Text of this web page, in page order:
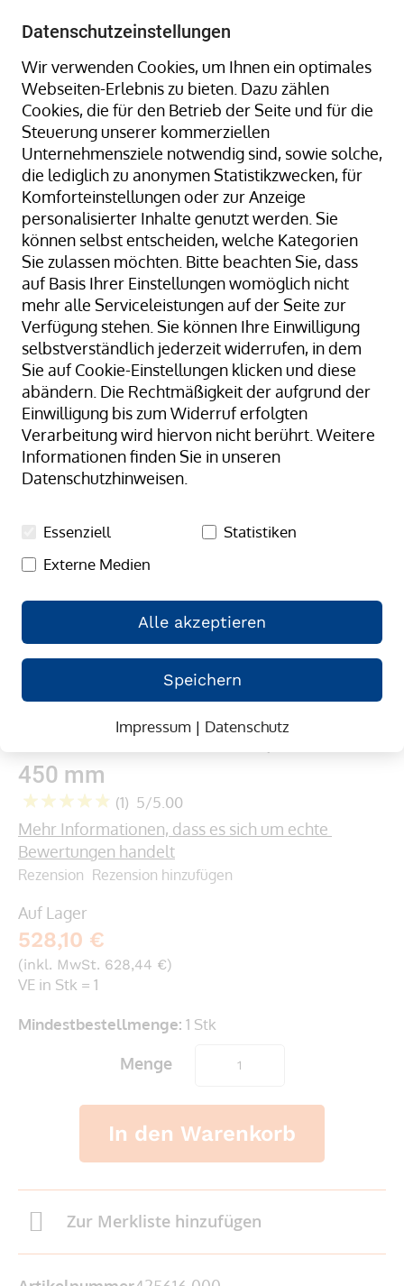
Datenschutzeinstellungen
Wir verwenden Cookies, um Ihnen ein optimales
Webseiten-Erlebnis zu bieten. Dazu zählen
Cookies, die für den Betrieb der Seite und für die
Steuerung unserer kommerziellen
Unternehmensziele notwendig sind, sowie solche,
die lediglich zu anonymen Statistikzwecken, für
Komforteinstellungen oder zur Anzeige
personalisierter Inhalte genutzt werden. Sie
können selbst entscheiden, welche Kategorien
Sie zulassen möchten. Bitte beachten Sie, dass
auf Basis Ihrer Einstellungen womöglich nicht
mehr alle Serviceleistungen auf der Seite zur
Verfügung stehen. Sie können Ihre Einwilligung
selbstverständlich jederzeit widerrufen, in dem
Sie auf Cookie-Einstellungen klicken und diese
abändern. Die Rechtmäßigkeit der aufgrund der
Einwilligung bis zum Widerruf erfolgten
Verarbeitung wird hiervon nicht berührt. Weitere
Informationen finden Sie in unseren
Datenschutzhinweisen.
Essenziell
Statistiken
Externe Medien
Alle akzeptieren
Speichern
Impressum| Datenschutz
Home
Packplätze + Schneidständer
Schneidständer senkrecht
Schneidständer, senkrecht, fahrbar, Schnittbreite: 1600
mm, Rollen Ø 450 mm
Zum
Ende
der
Bildergalerie
springen
Zum
Bildergalerie
springen
Schneidständer, senkrecht, fahrbar,
Schnittbreite: 1600 mm, Rollen Ø
450 mm
100
% of100
(1) 5/5.00
Mehr Informationen, dass es sich um echte
Bewertungen handelt
Rezension Rezension hinzufügen
Auf Lager
528,10 €
(inkl. MwSt. 628,44 €)
VE in Stk = 1
Mindestbestellmenge: 1 Stk
Menge
In den Warenkorb
Zur Merkliste hinzufügen